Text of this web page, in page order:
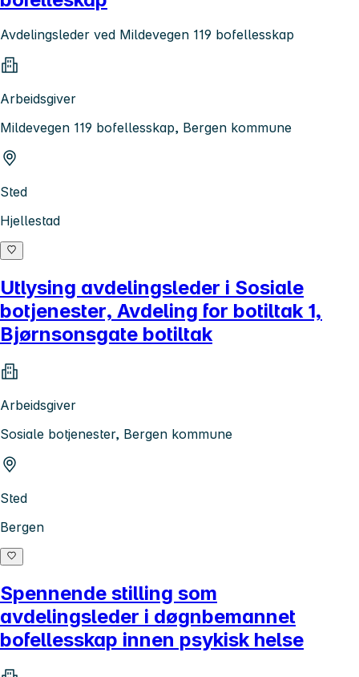
Avdelingsleder ved Mildevegen 119 bofellesskap
Arbeidsgiver
Mildevegen 119 bofellesskap, Bergen kommune
Sted
Hjellestad
Utlysing avdelingsleder i Sosiale
botjenester, Avdeling for botiltak 1,
Bjørnsonsgate botiltak
Arbeidsgiver
Sosiale botjenester, Bergen kommune
Sted
Bergen
Spennende stilling som
avdelingsleder i døgnbemannet
bofellesskap innen psykisk helse